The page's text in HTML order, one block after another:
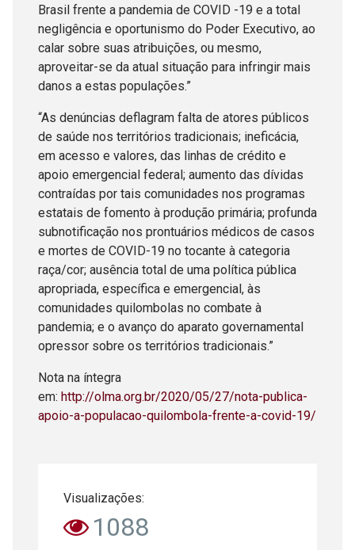
Brasil frente a pandemia de COVID -19 e a total
negligência e oportunismo do Poder Executivo, ao
calar sobre suas atribuições, ou mesmo,
aproveitar-se da atual situação para infringir mais
danos a estas populações.”
“As denúncias deflagram falta de atores públicos
de saúde nos territórios tradicionais; ineficácia,
em acesso e valores, das linhas de crédito e
apoio emergencial federal; aumento das dívidas
contraídas por tais comunidades nos programas
estatais de fomento à produção primária; profunda
subnotificação nos prontuários médicos de casos
e mortes de COVID-19 no tocante à categoria
raça/cor; ausência total de uma política pública
apropriada, específica e emergencial, às
comunidades quilombolas no combate à
pandemia; e o avanço do aparato governamental
opressor sobre os territórios tradicionais.”
Nota na íntegra
em: http://olma.org.br/2020/05/27/nota-publica-
apoio-a-populacao-quilombola-frente-a-covid-19/
Visualizações:
1088